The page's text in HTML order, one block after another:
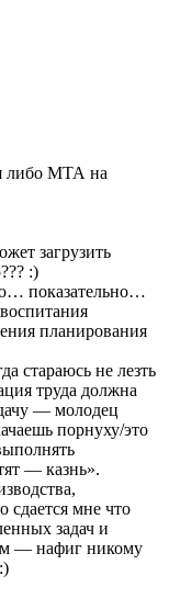
либо МТА на
загрузить
:)
показательно…
планирования
стараюсь не лезть
труда должна
— молодец
порнуху/это
— казнь».
сдается мне что
задач и
— нафиг никому